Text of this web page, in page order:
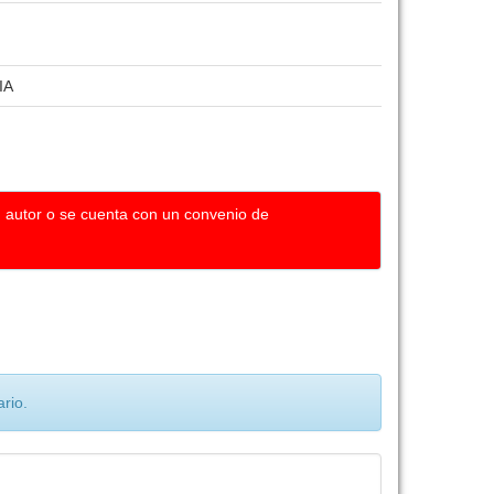
o se cuenta con un convenio de